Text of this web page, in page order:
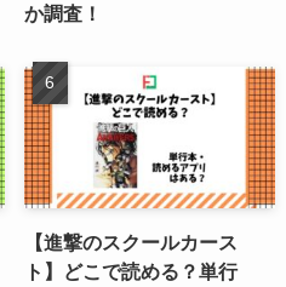
か調査！
【進撃のスクールカース
ト】どこで読める？単行